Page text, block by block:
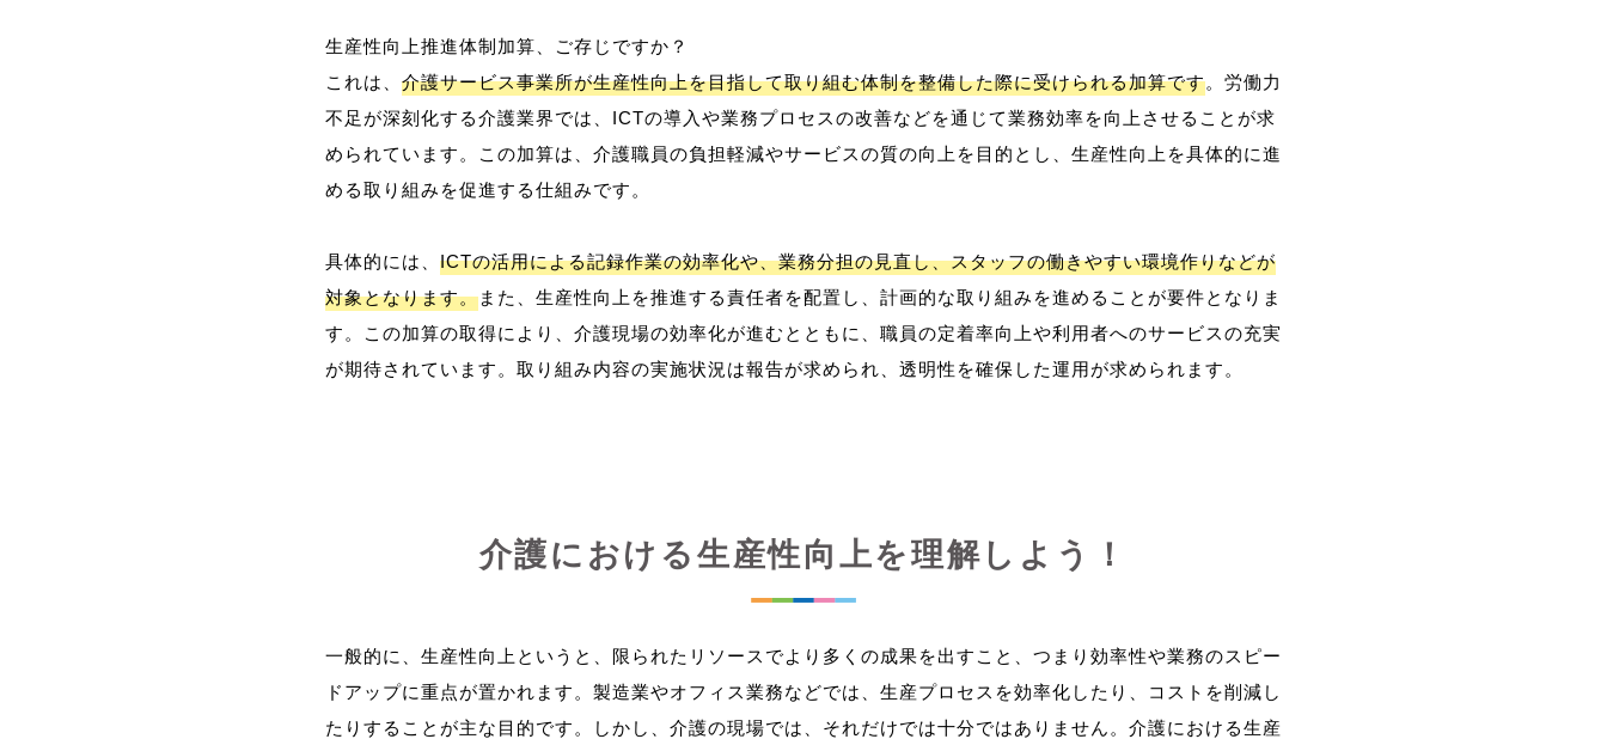
生産性向上推進体制加算、ご存じですか？
これは、 介護サービス事業所が生産性向上を目指して取り組む体制を整備した際に受けられる加算です。労働力
不足が深刻化する介護業界では、ICTの導入や業務プロセスの改善などを通じて業務効率を向上させることが求
められています。この加算は、介護職員の負担軽減やサービスの質の向上を目的とし、生産性向上を具体的に進
める取り組みを促進する仕組みです。
具体的には、 ICTの活用による記録作業の効率化や、業務分担の見直し、スタッフの働きやすい環境作りなどが
対象となります。また、生産性向上を推進する責任者を配置し、計画的な取り組みを進めることが要件となりま
す。この加算の取得により、介護現場の効率化が進むとともに、職員の定着率向上や利用者へのサービスの充実
介護における生産性向上を理解しよう！
一般的に、生産性向上というと、限られたリソースでより多くの成果を出すこと、つまり効率性や業務のスピー
ドアップに重点が置かれます。製造業やオフィス業務などでは、生産プロセスを効率化したり、コストを削減し
たりすることが主な目的です。しかし、介護の現場では、それだけでは十分ではありません。介護における生産